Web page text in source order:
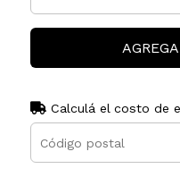
Calculá el costo de